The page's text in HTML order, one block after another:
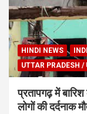
HINDI NEWS
UTTAR PRADESH
प्रतापगढ़ में
लोगों की दर्दनाक